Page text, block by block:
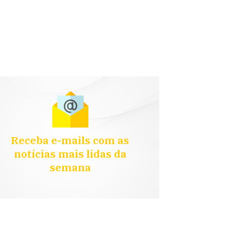
Receba e-mails com as
notícias mais lidas da
semana